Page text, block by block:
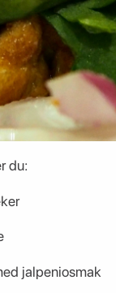
du:
jalpeniosmak